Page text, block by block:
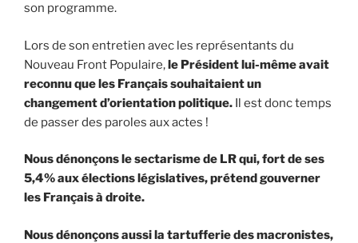
son programme.
Lors de son entretien avec les représentants du
Nouveau Front Populaire,le Président lui-même avait
reconnu que les Français souhaitaient un
changement d’orientation politique. Il est donc temps
de passer des paroles aux actes !
Nous dénonçons le sectarisme de LR qui, fort de ses
5,4% aux élections législatives, prétend gouverner
les Français à droite.
Nous dénonçons aussi la tartufferie des macronistes,